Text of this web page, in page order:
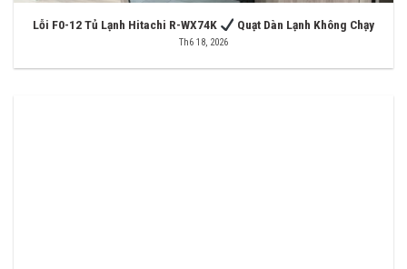
Lỗi F0-12 Tủ Lạnh Hitachi R-WX74K Quạt Dàn Lạnh Không Chạy
Th6 18, 2026